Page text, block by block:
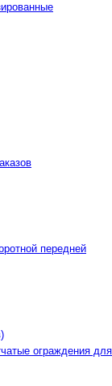
передней
ограждения для